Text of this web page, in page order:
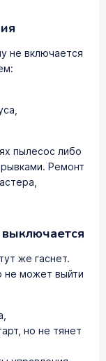
не включается
пылесос либо
Ремонт
же гаснет.
не может выйти
но не тянет